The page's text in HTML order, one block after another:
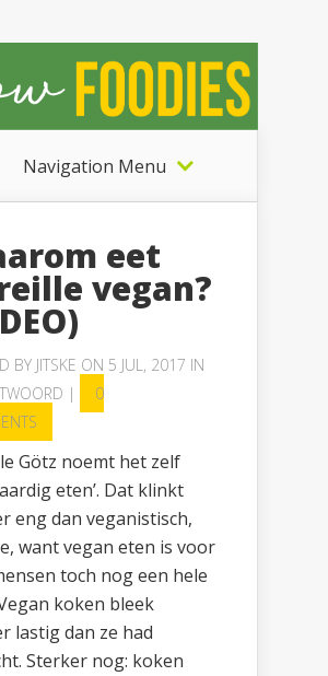
Navigation Menu
eet
vegan?
BY JITSKE ON 5 JUL, 2017 IN
|
0
Götz noemt het zelf
eten’. Dat klinkt
eng dan veganistisch,
want vegan eten is voor
toch nog een hele
koken bleek
lastig dan ze had
Sterker nog: koken